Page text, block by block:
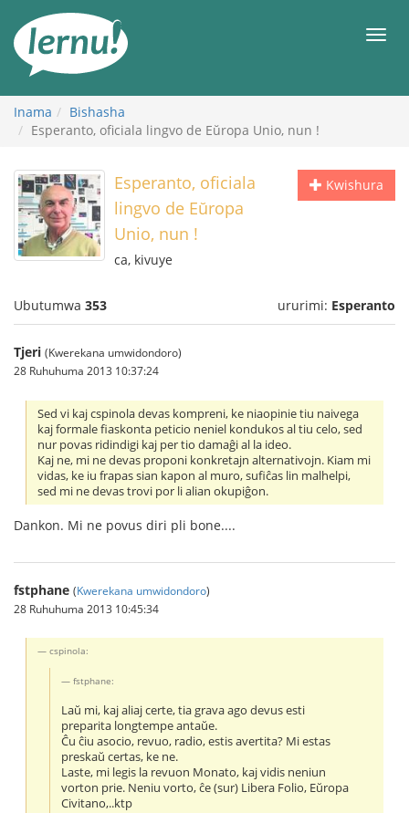
rupapuro
rw'ibirimwo
Inama
Bishasha
Esperanto, oficiala lingvo de Eŭropa Unio, nun !
Kwishura
Esperanto, oficiala
lingvo de Eŭropa
Unio, nun !
ca, kivuye
Ubutumwa 353 ururimi: Esperanto
Tjeri (Kwerekana umwidondoro)
28 Ruhuhuma 2013 10:37:24
Sed vi kaj cspinola devas kompreni, ke niaopinie tiu naivega
kaj formale fiaskonta peticio neniel kondukos al tiu celo, sed
nur povas ridindigi kaj per tio damaĝi al la ideo.
Kaj ne, mi ne devas proponi konkretajn alternativojn. Kiam mi
vidas, ke iu frapas sian kapon al muro, sufiĉas lin malhelpi,
sed mi ne devas trovi por li alian okupiĝon.
Dankon. Mi ne povus diri pli bone....
fstphane (Kwerekana umwidondoro)
28 Ruhuhuma 2013 10:45:34
cspinola:
fstphane:
Laŭ mi, kaj aliaj certe, tia grava ago devus esti
preparita longtempe antaŭe.
Ĉu ĉiu asocio, revuo, radio, estis avertita? Mi estas
preskaŭ certas, ke ne.
Laste, mi legis la revuon Monato, kaj vidis neniun
vorton prie. Neniu vorto, ĉe (sur) Libera Folio, Eŭropa
Civitano,..ktp